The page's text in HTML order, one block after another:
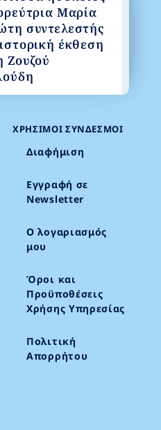
ΧΡΉΣΙΜΟΙ ΣΎΝΔΕΣΜΟΙ
Διαφήμιση
Εγγραφή σε
Newsletter
Ο λογαριασμός
μου
Όροι και
Προϋποθέσεις
Χρήσης Υπηρεσίας
Πολιτική
Απορρήτου
Μαρία
συντελεστής
έκθεση
Ζουζού